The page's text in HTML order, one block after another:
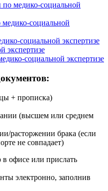
медико-социальной
социальной
социальной экспертизе
экспертизе
социальной экспертизе
+ прописка)
(высшем или среднем
расторжении брака (если
не совпадает)
офисе или прислать
электронно, заполнив